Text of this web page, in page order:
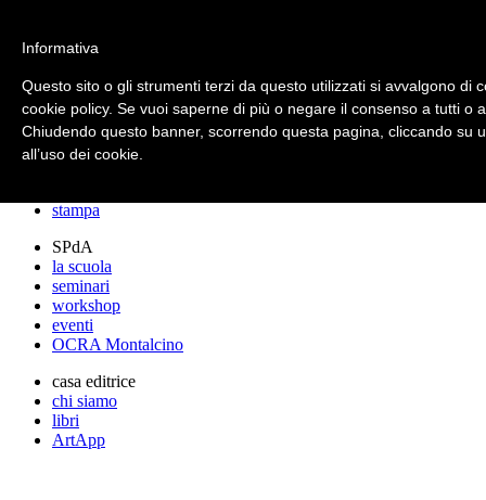
archos
lo studio
progetti
stampa
SPdA
la scuola
seminari
workshop
eventi
OCRA Montalcino
casa editrice
chi siamo
libri
ArtApp
Informativa
Questo sito o gli strumenti terzi da questo utilizzati si avvalgono di
cookie policy. Se vuoi saperne di più o negare il consenso a tutti o
Chiudendo questo banner, scorrendo questa pagina, cliccando
all’uso dei cookie.